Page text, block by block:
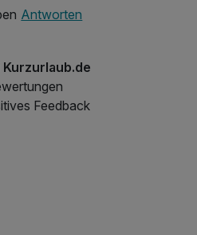
Antworten
Feedback